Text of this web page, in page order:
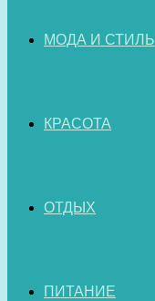
МОДА И СТИЛЬ
КРАСОТА
ОТДЫХ
ПИТАНИЕ